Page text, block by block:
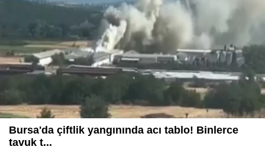
Bursa'da çiftlik yangınında acı tablo! Binlerce
tavuk t...